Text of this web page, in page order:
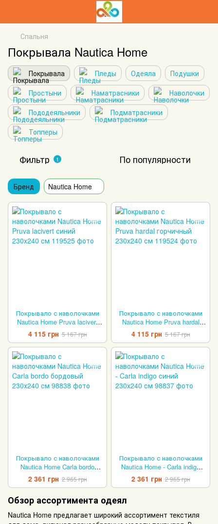
Спальня
Покрывала Nautica Home
Покрывала Пледы Одеяла
Подушки
Простыни
Наматрасники
Наволочки
Пододеяльники
Подматрасники
Топперы
Фильтр 1 По популярности
Бренд Nautica Home
Покрывало с наволочками
Nautica Home Pruva lacivert
синий 230х240 см
4 115 грн 5 167 грн
Покрывало с наволочками
Nautica Home Pruva hardal
горчичный 230х240 см
4 115 грн 5 167 грн
Покрывало с наволочками
Nautica Home Carla bordo
бордовый 230х240 см
2 361 грн 2 965 грн
Покрывало с наволочками
Nautica Home - Carla indigo
синий 230х240 см
2 361 грн 2 965 грн
Обзор ассортимента одеял
Nautica Home предлагает широкий ассортимент текстиля